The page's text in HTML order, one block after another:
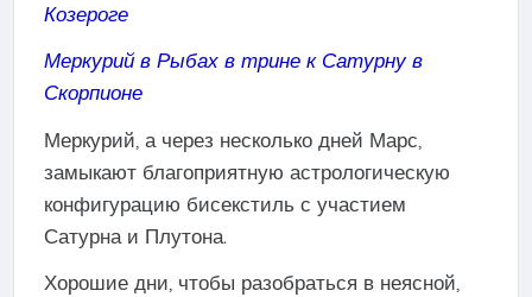
Козероге
Меркурий в Рыбах в трине к Сатурну в
Скорпионе
Меркурий, а через несколько дней Марс,
замыкают благоприятную астрологическую
конфигурацию бисекстиль с участием
Сатурна и Плутона.
Хорошие дни, чтобы разобраться в неясной,